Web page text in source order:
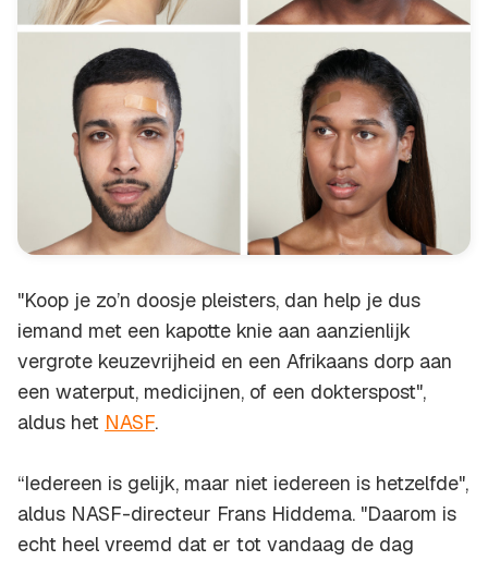
"Koop je zo’n doosje pleisters, dan help je dus
iemand met een kapotte knie aan aanzienlijk
vergrote keuzevrijheid en een Afrikaans dorp aan
een waterput, medicijnen, of een dokterspost",
aldus het NASF.
“Iedereen is gelijk, maar niet iedereen is hetzelfde",
aldus NASF-directeur Frans Hiddema. "Daarom is
echt heel vreemd dat er tot vandaag de dag